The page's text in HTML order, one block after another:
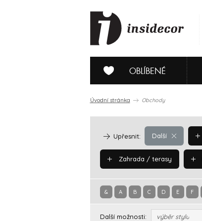
OBLÍBENÉ
Úvodní stránka Obchody
Další
Upřesnit:
Zahrada / terasy
& A B C D E F
Další možnosti: výběr stylu